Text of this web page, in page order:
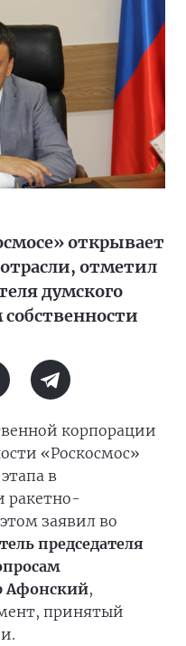
открывает
отметил
думского
корпорации
«Роскосмос»
в
ракетно-
заявил во
председателя
Афонский,
принятый